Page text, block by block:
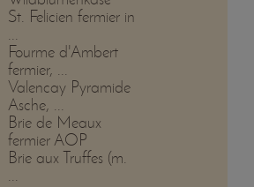
St. Felicien fermier in
...
Fourme d'Ambert
fermier, ...
Valencay Pyramide
Asche, ...
Brie de Meaux
fermier AOP
Brie aux Truffes (m.
...